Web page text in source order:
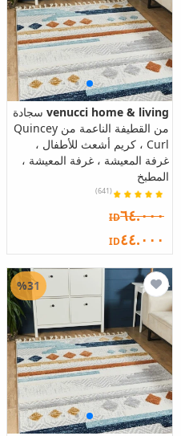
venucci home & living سجادة
من القطيفة الناعمة من Quincey
Curl ، كريم أشعث للأطفال ،
غرفة المعيشة ، غرفة المعيشة ،
المطبخ
(641)
ID٦٤.٠٠٠
ID٤٤.٠٠٠
%31